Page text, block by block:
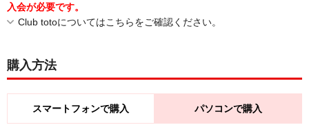
入会が必要です。
Club totoについてはこちらをご確認ください。
購入方法
スマートフォンで購入 パソコンで購入